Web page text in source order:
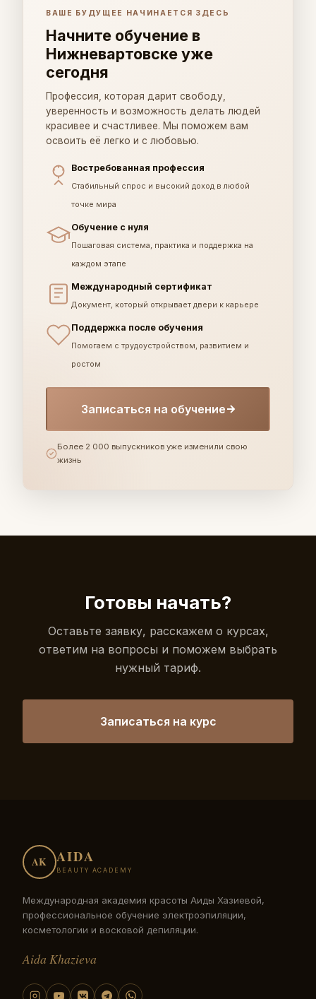
ВАШЕ БУДУЩЕЕ НАЧИНАЕТСЯ ЗДЕСЬ
Начните обучение в
Нижневартовске уже
сегодня
Профессия, которая дарит свободу,
уверенность и возможность делать людей
красивее и счастливее. Мы поможем вам
освоить её легко и с любовью.
Востребованная профессия
Стабильный спрос и высокий доход в любой
точке мира
Обучение с нуля
Пошаговая система, практика и поддержка на
каждом этапе
Международный сертификат
Документ, который открывает двери к карьере
Поддержка после обучения
Помогаем с трудоустройством, развитием и
ростом
Записаться на обучение
Более 2 000 выпускников уже изменили свою
жизнь
Готовы начать?
Оставьте заявку, расскажем о курсах,
ответим на вопросы и поможем выбрать
нужный тариф.
Записаться на курс
AK AIDA
BEAUTY ACADEMY
Международная академия красоты Аиды Хазиевой,
профессиональное обучение электроэпиляции,
косметологии и восковой депиляции.
Aida Khazieva